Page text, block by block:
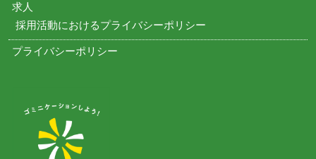
求人
採用活動におけるプライバシーポリシー
プライバシーポリシー